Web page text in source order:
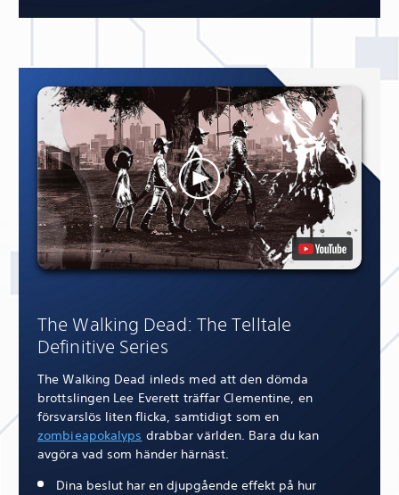
The Walking Dead: The Telltale
Definitive Series
The Walking Dead inleds med att den dömda
brottslingen Lee Everett träffar Clementine, en
försvarslös liten flicka, samtidigt som en
zombieapokalyps drabbar världen. Bara du kan
avgöra vad som händer härnäst.
Dina beslut har en djupgående effekt på hur